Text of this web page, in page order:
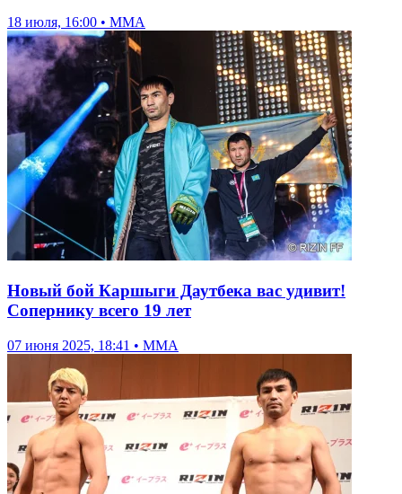
18 июля, 16:00 • ММА
Новый бой Каршыги Даутбека вас удивит!
Сопернику всего 19 лет
07 июня 2025, 18:41 • ММА